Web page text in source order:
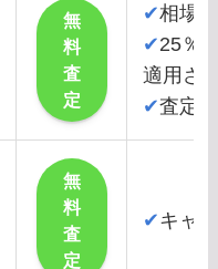
無
料
査
定
✔相場
✔25％
適用さ
✔査定
無
料
査
定
✔キャ